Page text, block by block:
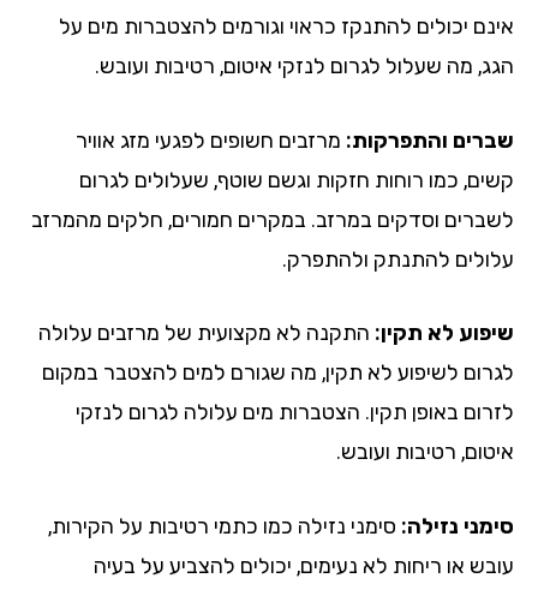
יכולים להתנקז כראוי וגורמים להצטברות מים על
מה שעלול לגרום לנזקי איטום, רטיבות ועובש.
והתפרקות:מרזבים חשופים לפגעי מזג אוויר
כמו רוחות חזקות וגשם שוטף, שעלולים לגרום
וסדקים במרזב. במקרים חמורים, חלקים מהמרזב
להתנתק ולהתפרק.
לא תקין:התקנה לא מקצועית של מרזבים עלולה
לשיפוע לא תקין, מה שגורם למים להצטבר במקום
באופן תקין. הצטברות מים עלולה לגרום לנזקי
רטיבות ועובש.
נזילה:סימני נזילה כמו כתמי רטיבות על הקירות,
או ריחות לא נעימים, יכולים להצביע על בעיה